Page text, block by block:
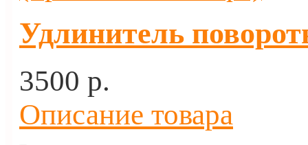
Удлинитель
3500 p.
Описание товара